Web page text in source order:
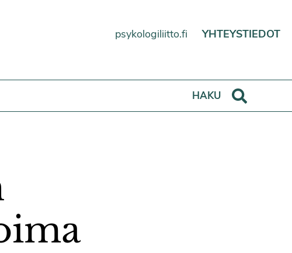
psykologiliitto.fi
YHTEYSTIEDOT
HAKU